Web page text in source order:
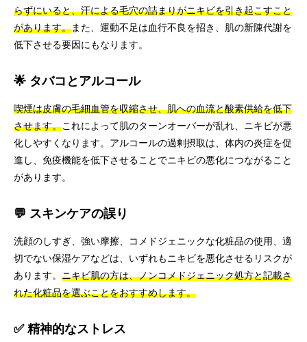
らずにいると、汗による毛穴の詰まりがニキビを引き起こすこと
があります。また、運動不足は血行不良を招き、肌の新陳代謝を
低下させる要因にもなります。
🌟 タバコとアルコール
喫煙は皮膚の毛細血管を収縮させ、肌への血流と酸素供給を低下
させます。これによって肌のターンオーバーが乱れ、ニキビが悪
化しやすくなります。アルコールの過剰摂取は、体内の炎症を促
進し、免疫機能を低下させることでニキビの悪化につながること
があります。
💬 スキンケアの誤り
洗顔のしすぎ、強い摩擦、コメドジェニックな化粧品の使用、適
切でない保湿ケアなどは、いずれもニキビを悪化させるリスクが
あります。 ニキビ肌の方は、ノンコメドジェニック処方と記載さ
れた化粧品を選ぶことをおすすめします。
✅ 精神的なストレス